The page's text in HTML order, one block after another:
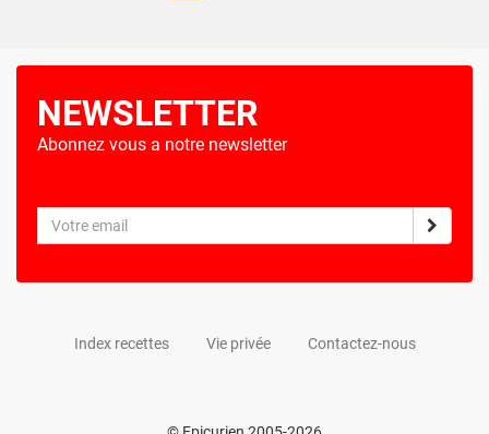
NEWSLETTER
Abonnez vous a notre newsletter
Index recettes Vie privée Contactez-nous